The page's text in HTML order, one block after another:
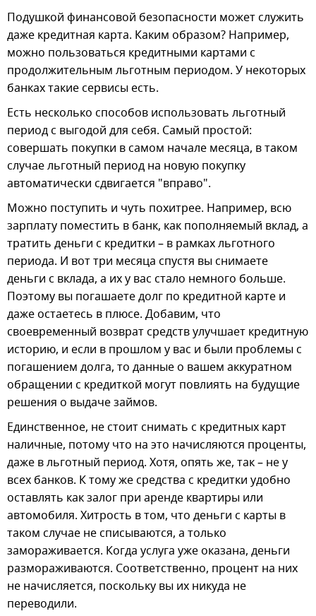
Подушкой финансовой безопасности может служить
даже кредитная карта. Каким образом? Например,
можно пользоваться кредитными картами с
продолжительным льготным периодом. У некоторых
банках такие сервисы есть.
Есть несколько способов использовать льготный
период с выгодой для себя. Самый простой:
совершать покупки в самом начале месяца, в таком
случае льготный период на новую покупку
автоматически сдвигается "вправо".
Можно поступить и чуть похитрее. Например, всю
зарплату поместить в банк, как пополняемый вклад, а
тратить деньги с кредитки – в рамках льготного
периода. И вот три месяца спустя вы снимаете
деньги с вклада, а их у вас стало немного больше.
Поэтому вы погашаете долг по кредитной карте и
даже остаетесь в плюсе. Добавим, что
своевременный возврат средств улучшает кредитную
историю, и если в прошлом у вас и были проблемы с
погашением долга, то данные о вашем аккуратном
обращении с кредиткой могут повлиять на будущие
решения о выдаче займов.
Единственное, не стоит снимать с кредитных карт
наличные, потому что на это начисляются проценты,
даже в льготный период. Хотя, опять же, так – не у
всех банков. К тому же средства с кредитки удобно
оставлять как залог при аренде квартиры или
автомобиля. Хитрость в том, что деньги с карты в
таком случае не списываются, а только
замораживается. Когда услуга уже оказана, деньги
размораживаются. Соответственно, процент на них
не начисляется, поскольку вы их никуда не
переводили.